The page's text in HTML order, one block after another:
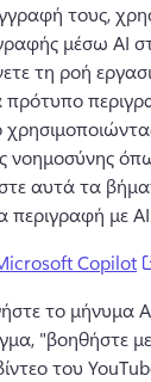
τους,
μέσω AI
τη ροή
πρότυπο
νοημοσύνης
αυτά τα
περιγραφή με
Copilot
το μήνυμα
"βοηθήστε
του